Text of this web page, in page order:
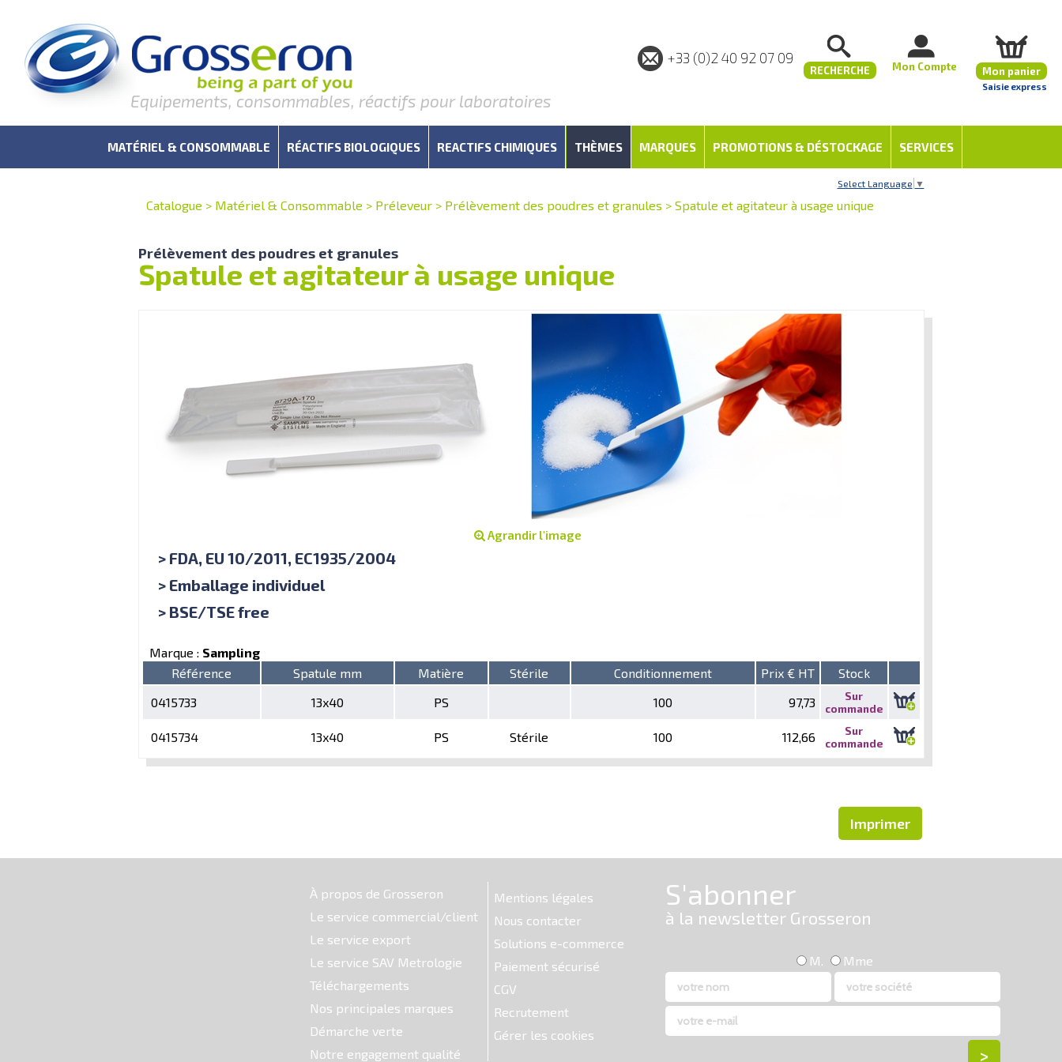
Equipements, consommables, réactifs pour laboratoires
+33 (0)2 40 92 07 09
RECHERCHE Mon Compte Mon panier
Saisie express
MATÉRIEL & CONSOMMABLE RÉACTIFS BIOLOGIQUES REACTIFS CHIMIQUES THÈMES MARQUES PROMOTIONS & DÉSTOCKAGE SERVICES
Select Language ▼
Catalogue > Matériel & Consommable > Préleveur> Prélèvement des poudres et granules > Spatule et agitateur à usage unique
Prélèvement des poudres et granules
Spatule et agitateur à usage unique
Agrandir l'image
> FDA, EU 10/2011, EC1935/2004
> Emballage individuel
> BSE/TSE free
Marque : Sampling
Référence
Spatule mm Matière Stérile Conditionnement Prix € HT
Stock
0415733
13x40 PS 100 97,73
Sur
commande
0415734 13x40 PS Stérile 100 112,66
Sur
commande
Imprimer
À propos de Grosseron
Le service commercial/client
Le service export
Le service SAV Metrologie
Téléchargements
Nos principales marques
Démarche verte
Notre engagement qualité
Mentions légales
Nous contacter
Solutions e-commerce
Paiement sécurisé
CGV
Recrutement
Gérer les cookies